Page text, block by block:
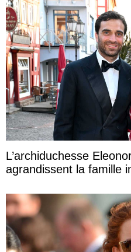
L’archiduchesse
agrandissent la famille